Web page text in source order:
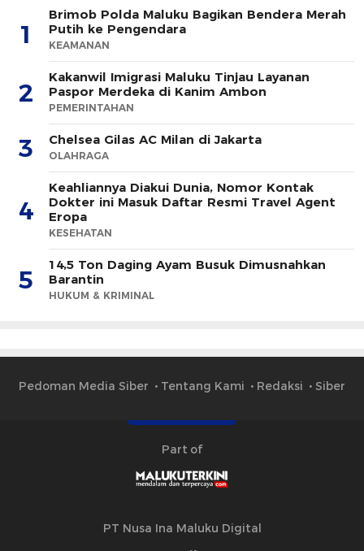
1
Brimob Polda Maluku Bagikan Bendera Merah
Putih ke Pengendara
KEAMANAN
2
Kakanwil Imigrasi Maluku Tinjau Layanan
Paspor Merdeka di Kanim Ambon
PEMERINTAHAN
3 Chelsea Gilas AC Milan di Jakarta
OLAHRAGA
4
Keahliannya Diakui Dunia, Nomor Kontak
Dokter ini Masuk Daftar Resmi Travel Agent
Eropa
KESEHATAN
5
14,5 Ton Daging Ayam Busuk Dimusnahkan
Barantin
HUKUM & KRIMINAL
Pedoman Media Siber Tentang Kami Redaksi Siber
Part of
PT Nusa Ina Maluku Digital